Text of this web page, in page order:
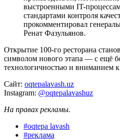
выстроенными IT-
стандартами контроля
прокомментировал
Ренат Фазульянов.
Открытие 100-го ресторана
символом нового этапа — с ещё
технологичностью и вниманием к
Сайт: oqtepalavash.uz
Instagram: @oqtepalavashuz
На правах рекламы.
#oqtepa lavash
#реклама